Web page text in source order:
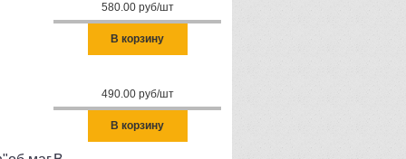
580.00 руб/шт
В корзину
490.00 руб/шт
В корзину